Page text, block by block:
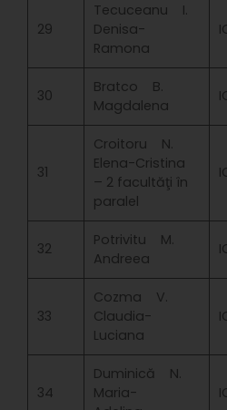
29
Tecuceanu I.
Denisa-
Ramona
30
Bratco B.
Magdalena
31
Croitoru N.
Elena-Cristina
– 2 facultăţi în
paralel
32
Potrivitu M.
Andreea
33
Cozma V.
Claudia-
Luciana
34
Duminică N.
Maria-